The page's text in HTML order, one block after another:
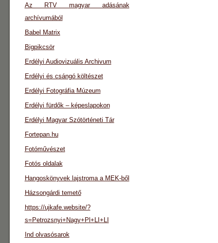
Az RTV magyar adásának
archívumából
Babel Matrix
Bigpikcsör
Erdélyi Audiovizuális Archivum
Erdélyi és csángó költészet
Erdélyi Fotográfia Múzeum
Erdélyi fürdők – képeslapokon
Erdélyi Magyar Szótörténeti Tár
Fortepan.hu
Fotóművészet
Fotós oldalak
Hangoskönyvek lajstroma a MEK-ből
Házsongárdi temető
https://ujkafe.website/?
s=Petrozsnyi+Nagy+Pl+LI+LI
Ind olvasósarok